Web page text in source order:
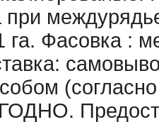
при
га. Фасовка :